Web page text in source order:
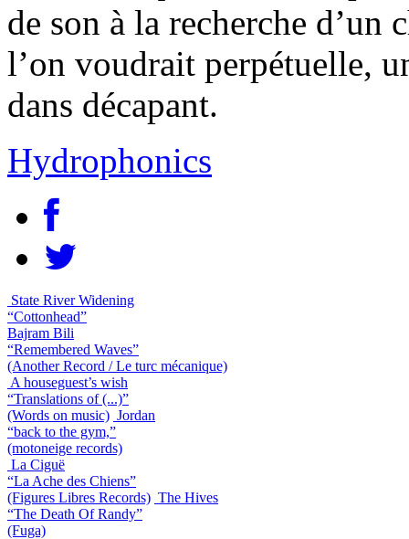
de son à la recherche d’un
l’on voudrait perpétuelle,
dans décapant.
Hydrophonics
State River Widening
“Cottonhead”
Bajram Bili
“Remembered Waves”
(Another Record / Le turc mécanique)
A houseguest’s wish
“Translations of (...)”
(Words on music) Jordan
“back to the gym,”
(motoneige records)
La Ciguë
“La Ache des Chiens”
(Figures Libres Records) The Hives
“The Death Of Randy”
(Fuga)